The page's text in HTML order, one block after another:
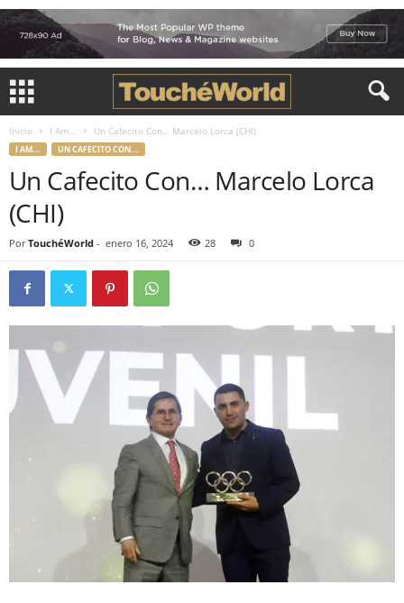
Inicio I Am... Un Cafecito Con… Marcelo Lorca (CHI)
I AM... UN CAFECITO CON...
Un Cafecito Con… Marcelo Lorca
(CHI)
Por TouchéWorld - enero 16, 2024 28 0